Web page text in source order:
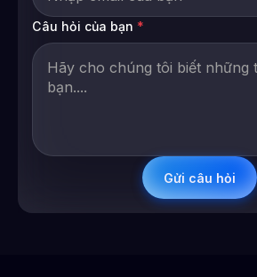
Câu hỏi của bạn *